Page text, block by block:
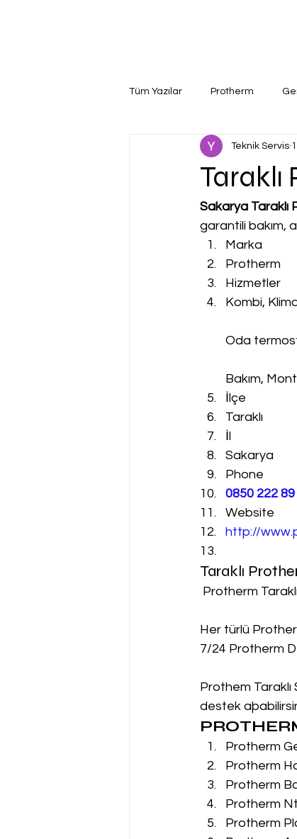
Tüm Yazılar Protherm
Taraklı
Teknik Servis
Sakarya Taraklı
garantili bakım,
Marka
Protherm
Hizmetler
Kombi,
Oda
Bakım,
İlçe
Taraklı
İl
Sakarya
Phone
0850 222
Website
http://
Taraklı
Protherm
Her türlü
7/24 Protherm
Prothem
destek
Protherm
Protherm
Protherm
Protherm
Protherm